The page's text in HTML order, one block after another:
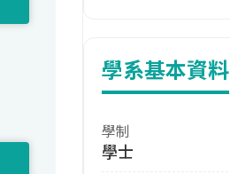
學系基本資料
學制
學士